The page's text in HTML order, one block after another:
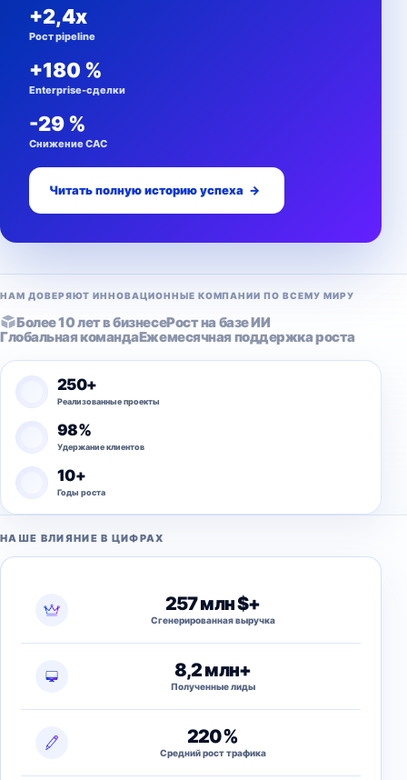
+2,4x
Рост pipeline
+180 %
Enterprise-сделки
-29 %
Снижение CAC
Читать полную историю успеха →
НАМ ДОВЕРЯЮТ ИННОВАЦИОННЫЕ КОМПАНИИ ПО ВСЕМУ МИРУ
Более 10 лет в бизнесеРост на базе ИИ
Глобальная командаЕжемесячная поддержка роста
250+
Реализованные проекты
98%
Удержание клиентов
10+
Годы роста
НАШЕ ВЛИЯНИЕ В ЦИФРАХ
257 млн $+
Сгенерированная выручка
8,2 млн+
Полученные лиды
220%
Средний рост трафика